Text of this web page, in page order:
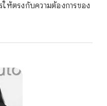
ห้ตรงกับความต้องการของ